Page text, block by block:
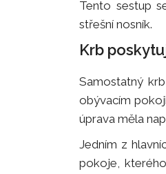
Tento sestup
střešní nosník.
Krb
Samostatný
obývacím
úprava měla
Jedním z
pokoje,